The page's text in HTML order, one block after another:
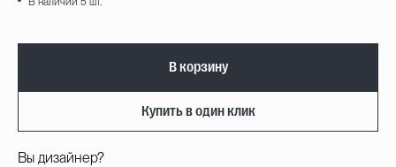
В корзину
Купить в один клик
Вы дизайнер?